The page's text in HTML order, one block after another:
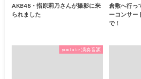
AKB48・指原莉乃さんが撮影に来
られました
倉敷へ行っ
ーコンサー
で！
youtube 演奏音源